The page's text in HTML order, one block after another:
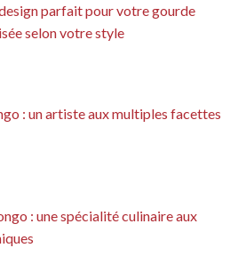
parfait pour votre gourde
selon votre style
: un artiste aux multiples facettes
: une spécialité culinaire aux